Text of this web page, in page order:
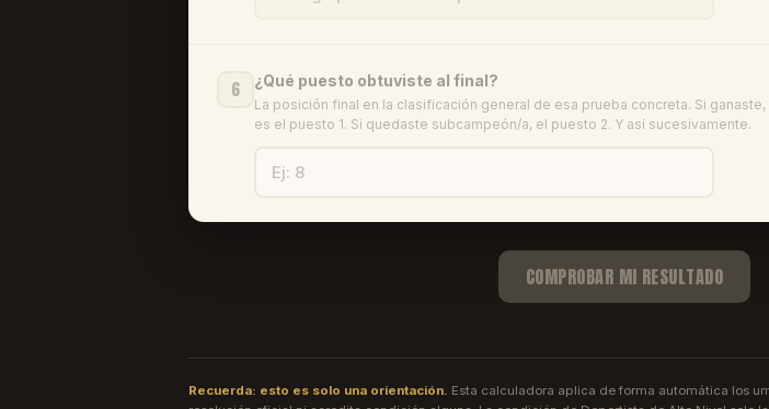
6 ¿Qué puesto obtuviste al final?
La posición final en la clasificación general de esa prueba concreta. Si ganaste,
es el puesto 1. Si quedaste subcampeón/a, el puesto 2. Y así sucesivamente.
COMPROBAR MI RESULTADO
Recuerda: esto es solo una orientación. Esta calculadora aplica de forma automática los